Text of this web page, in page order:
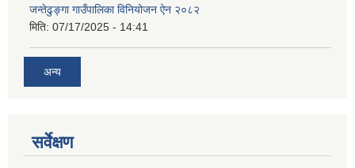
जन्तेढुङ्गा गाउँपालिका विनियोजन ऐन २०८२
मिति: 07/17/2025 - 14:41
अन्य
सर्वेक्षण